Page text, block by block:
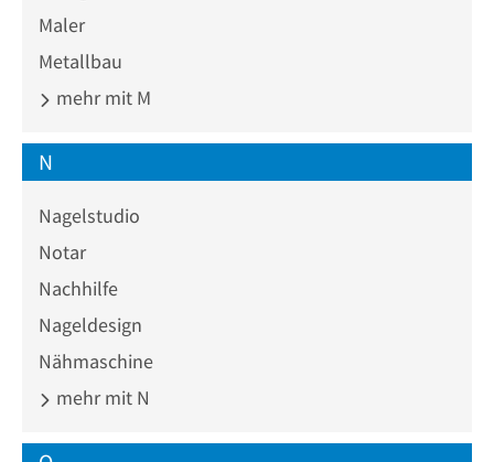
Maler
Metallbau
mehr mit M
N
Nagelstudio
Notar
Nachhilfe
Nageldesign
Nähmaschine
mehr mit N